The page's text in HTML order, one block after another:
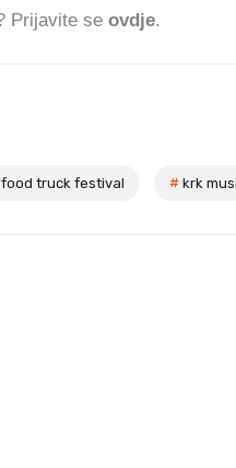
Prijavite se ovdje.
food truck festival # krk